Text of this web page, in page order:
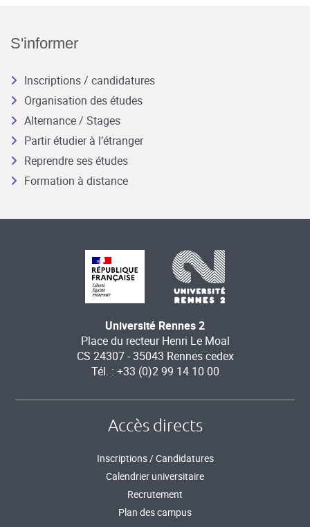
S'informer
Inscriptions / candidatures
Organisation des études
Alternance / Stages
Partir étudier à l’étranger
Reprendre ses études
Formation à distance
Université Rennes 2
Place du recteur Henri Le Moal
CS 24307 - 35043 Rennes cedex
Tél. : +33 (0)2 99 14 10 00
Accès directs
Inscriptions / Candidatures
Calendrier universitaire
Recrutement
Plan des campus